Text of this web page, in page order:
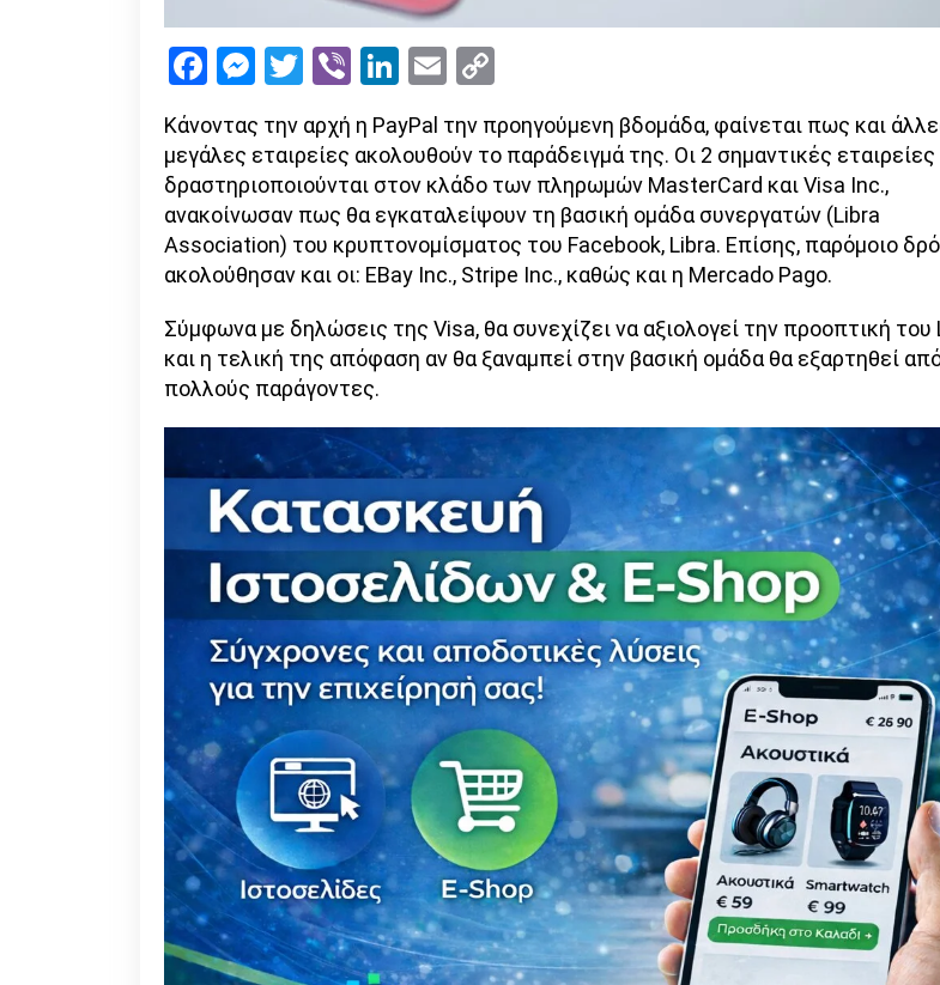
Facebook
Messenger
Twitter
ViberLinkedIn
Email
Link
Κάνοντας την αρχή η PayPal την προηγούμενη βδομάδα, φαίνεται πως και
μεγάλες εταιρείες ακολουθούν το παράδειγμά της. Οι 2 σημαντικές
δραστηριοποιούνται στον κλάδο των πληρωμών MasterCard και Visa Inc.,
ανακοίνωσαν πως θα εγκαταλείψουν τη βασική ομάδα συνεργατών (Libra
Association) του κρυπτονομίσματος του Facebook, Libra. Επίσης, παρόμοιο
ακολούθησαν και οι: EBay Inc., Stripe Inc., καθώς και η Mercado Pago.
Σύμφωνα με δηλώσεις της Visa, θα συνεχίζει να αξιολογεί την προοπτική του
και η τελική της απόφαση αν θα ξαναμπεί στην βασική ομάδα θα εξαρτηθεί
πολλούς παράγοντες.